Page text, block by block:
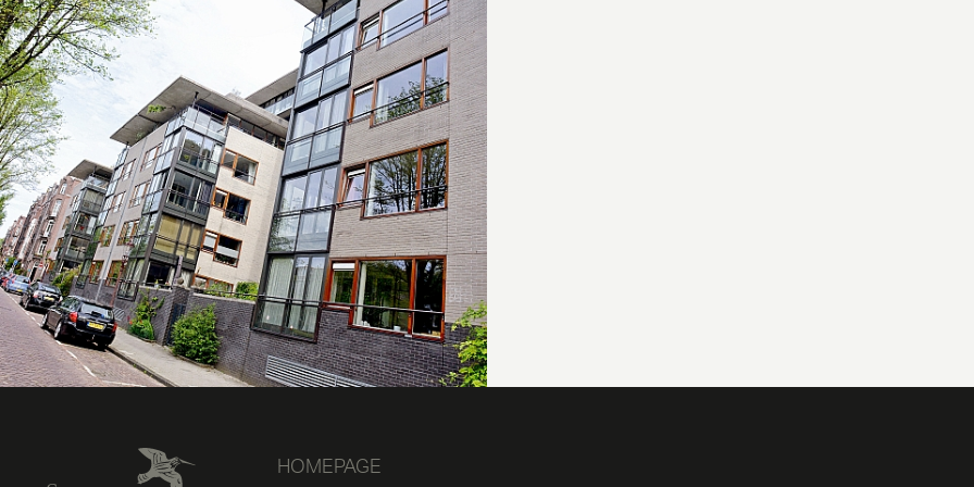
HOMEPAGE